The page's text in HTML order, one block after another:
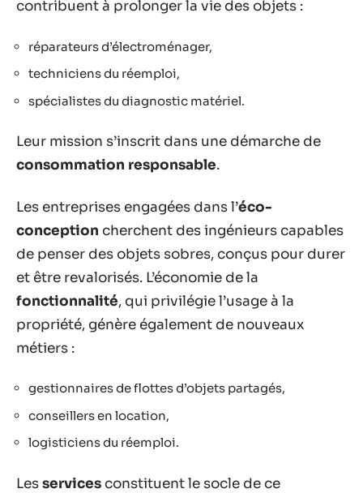
contribuent à prolonger la vie des objets :
réparateurs d’électroménager,
techniciens du réemploi,
spécialistes du diagnostic matériel.
Leur mission s’inscrit dans une démarche de
consommation responsable.
Les entreprises engagées dans l’éco-
conception cherchent des ingénieurs capables
de penser des objets sobres, conçus pour durer
et être revalorisés. L’économie de la
fonctionnalité, qui privilégie l’usage à la
propriété, génère également de nouveaux
métiers :
gestionnaires de flottes d’objets partagés,
conseillers en location,
logisticiens du réemploi.
Lesservices constituent le socle de ce